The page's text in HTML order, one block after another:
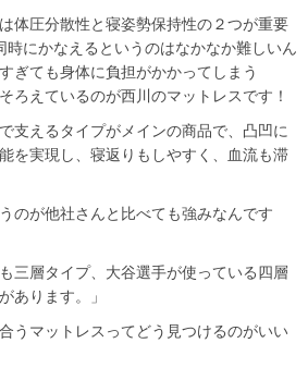
体圧分散性と寝姿勢保持性の２つが重要
時にかなえるというのはなかなか難しいん
ぎても身体に負担がかかってしまう
ろえているのが西川のマットレスです！
支えるタイプがメインの商品で、凸凹に
を実現し、寝返りもしやすく、血流も滞
のが他社さんと比べても強みなんです
三層タイプ、大谷選手が使っている四層
あります。」
うマットレスってどう見つけるのがいい